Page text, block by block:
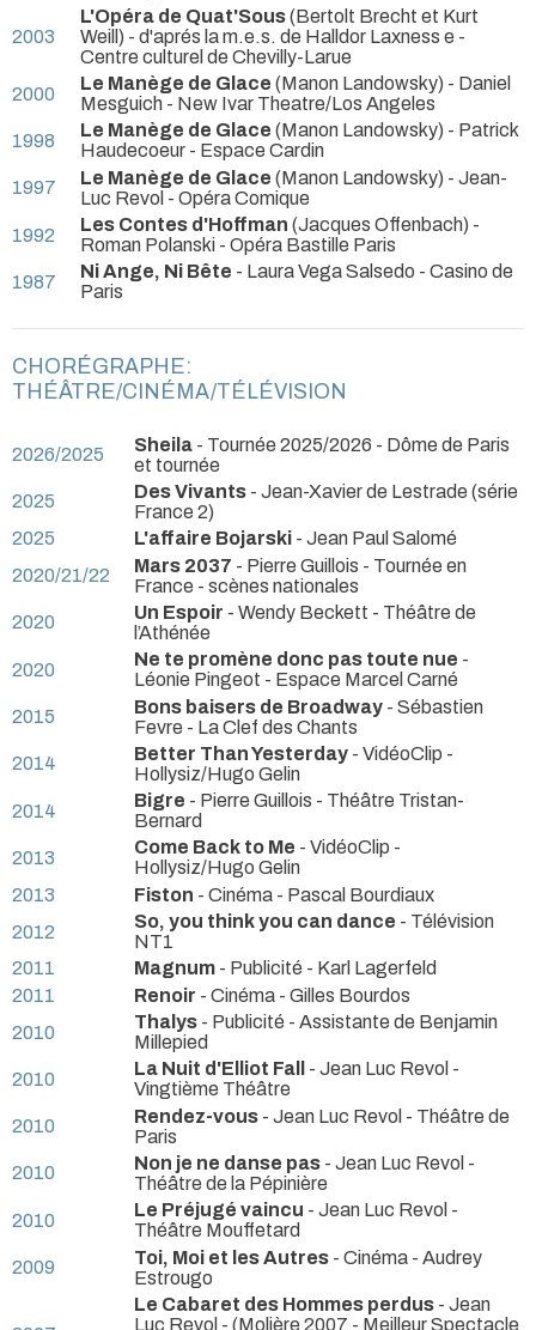
2003
L'Opéra de Quat'Sous(Bertolt Brecht et Kurt
Weill) - d'aprés la m.e.s. de Halldor Laxness e -
Centre culturel de Chevilly-Larue
2000
Le Manège de Glace (Manon Landowsky) - Daniel
Mesguich - New Ivar Theatre/Los Angeles
1998
Le Manège de Glace (Manon Landowsky) - Patrick
Haudecoeur - Espace Cardin
1997
Le Manège de Glace (Manon Landowsky) - Jean-
Luc Revol - Opéra Comique
1992
Les Contes d'Hoffman (Jacques Offenbach) -
Roman Polanski - Opéra Bastille Paris
1987
Ni Ange, Ni Bête - Laura Vega Salsedo - Casino de
Paris
CHORÉGRAPHE:
THÉÂTRE/CINÉMA/TÉLÉVISION
2026/2025 Sheila - Tournée 2025/2026 - Dôme de Paris
et tournée
2025
Des Vivants - Jean-Xavier de Lestrade (série
France 2)
2025
L'affaire Bojarski - Jean Paul Salomé
2020/21/22
Mars 2037 - Pierre Guillois - Tournée en
France - scènes nationales
2020
Un Espoir - Wendy Beckett - Théâtre de
l’Athénée
2020
Ne te promène donc pas toute nue -
Léonie Pingeot - Espace Marcel Carné
2015
Bons baisers de Broadway - Sébastien
Fevre - La Clef des Chants
2014
Better Than Yesterday - VidéoClip -
Hollysiz/Hugo Gelin
2014
Bigre - Pierre Guillois - Théâtre Tristan-
Bernard
2013
Come Back to Me - VidéoClip -
Hollysiz/Hugo Gelin
2013
Fiston - Cinéma - Pascal Bourdiaux
2012
So, you think you can dance - Télévision
NT1
2011
Magnum - Publicité - Karl Lagerfeld
2011
Renoir - Cinéma - Gilles Bourdos
2010
Thalys - Publicité - Assistante de Benjamin
Millepied
2010
La Nuit d'Elliot Fall - Jean Luc Revol -
Vingtième Théâtre
2010
Rendez-vous - Jean Luc Revol - Théâtre de
Paris
2010
Non je ne danse pas - Jean Luc Revol -
Théâtre de la Pépinière
2010
Le Préjugé vaincu - Jean Luc Revol -
Théâtre Mouffetard
2009
Toi, Moi et les Autres - Cinéma - Audrey
Estrougo
Le Cabaret des Hommes perdus - Jean
Luc Revol - (Molière 2007 - Meilleur Spectacle